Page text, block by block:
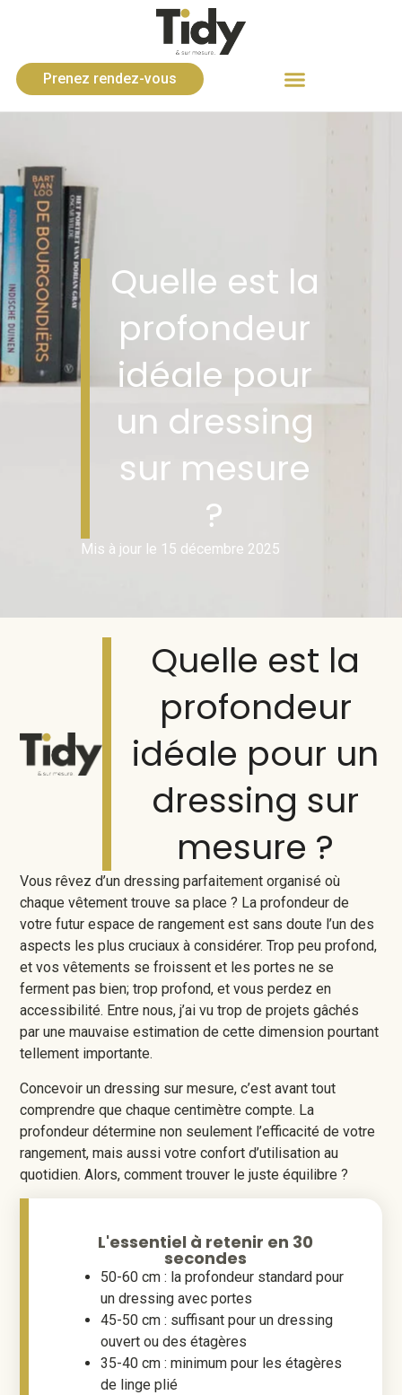
Prenez rendez-vous
Quelle est la
profondeur
idéale pour
un dressing
sur mesure
?
Mis à jour le 15 décembre 2025
Quelle est la
profondeur
idéale pour un
dressing sur
mesure ?
Vous rêvez d’un dressing parfaitement organisé où
chaque vêtement trouve sa place ? La profondeur de
votre futur espace de rangement est sans doute l’un des
aspects les plus cruciaux à considérer. Trop peu profond,
et vos vêtements se froissent et les portes ne se
ferment pas bien; trop profond, et vous perdez en
accessibilité. Entre nous, j’ai vu trop de projets gâchés
par une mauvaise estimation de cette dimension pourtant
tellement importante.
Concevoir un dressing sur mesure, c’est avant tout
comprendre que chaque centimètre compte. La
profondeur détermine non seulement l’efficacité de votre
rangement, mais aussi votre confort d’utilisation au
quotidien. Alors, comment trouver le juste équilibre ?
L'essentiel à retenir en 30
secondes
50-60 cm : la profondeur standard pour
un dressing avec portes
45-50 cm : suffisant pour un dressing
ouvert ou des étagères
35-40 cm : minimum pour les étagères
de linge plié